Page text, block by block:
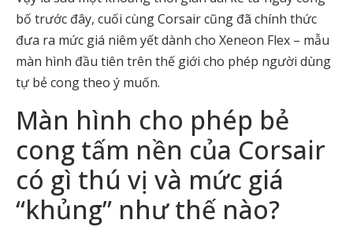
bố trước đây, cuối cùng Corsair cũng đã chính thức
đưa ra mức giá niêm yết dành cho Xeneon Flex – mẫu
màn hình đầu tiên trên thế giới cho phép người dùng
tự bẻ cong theo ý muốn.
Màn hình cho phép bẻ
cong tấm nền của Corsair
có gì thú vị và mức giá
“khủng” như thế nào?